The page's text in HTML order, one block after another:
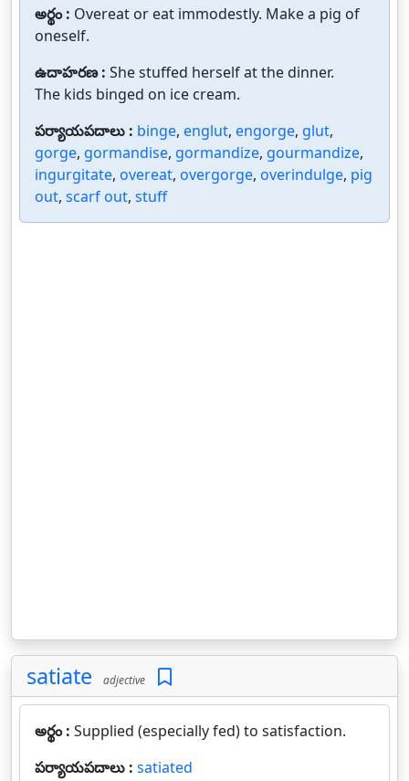
అర్థం : Overeat or eat immodestly. Make a pig of
oneself.
ఉదాహరణ : She stuffed herself at the dinner.
The kids binged on ice cream.
పర్యాయపదాలు : binge, englut, engorge, glut,
gorge, gormandise, gormandize, gourmandize,
ingurgitate, overeat, overgorge, overindulge, pig
out, scarf out, stuff
satiate adjective
అర్థం : Supplied (especially fed) to satisfaction.
పర్యాయపదాలు : satiated